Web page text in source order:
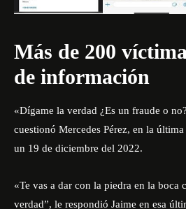
Más de 200
de información
«Dígame la verdad ¿Es un fraude o
cuestionó Mercedes Pérez, en la
un 19 de diciembre del 2022.
«Te vas a dar con la piedra en la boca
verdad”, le respondió Jaime en esa